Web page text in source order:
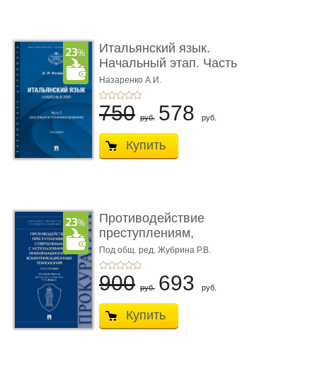
Итальянский язык.
Начальный этап. Часть
2. Учеб� ...
Назаренко А.И.
750 руб. 578 руб.
Купить
Противодействие
преступлениям,
совершаемым с ...
Под общ. ред. Жубрина Р.В.
900 руб. 693 руб.
Купить